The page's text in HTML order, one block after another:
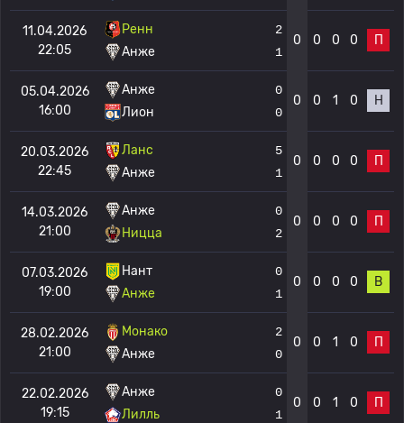
11.04.2026
22:05
Ренн
Анже
2
1
0 0 0 0 П
05.04.2026
16:00
Анже
Лион
0
0
0 0 1 0 Н
20.03.2026
22:45
Ланс
Анже
5
1
0 0 0 0 П
14.03.2026
21:00
Анже
Ницца
0
2
0 0 0 0 П
07.03.2026
19:00
Нант
Анже
0
1
0 0 0 0 В
28.02.2026
21:00
Монако
Анже
2
0
0 0 1 0 П
22.02.2026
19:15
Анже
Лилль
0
1
0 0 1 0 П